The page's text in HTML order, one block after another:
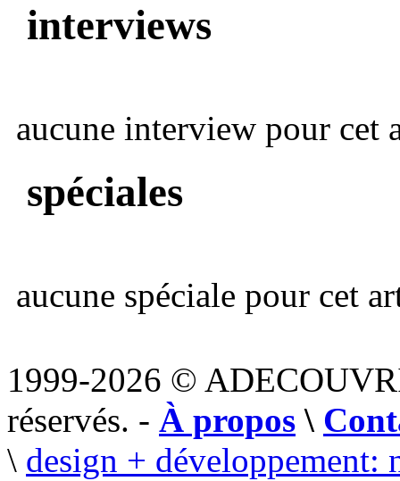
interviews
aucune interview pour cet
spéciales
aucune spéciale pour cet
1999-2026 ©
réservés. - À propos \
\ design + développement: